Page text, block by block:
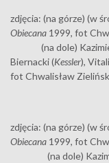
zdjęcia: (na górze) (w
Obiecana 1999, fot
(na dole)
Biernacki (Kessler),
fot Chwalisław
zdjęcia: (na górze) (w
Obiecana 1999, fot
(na dole)